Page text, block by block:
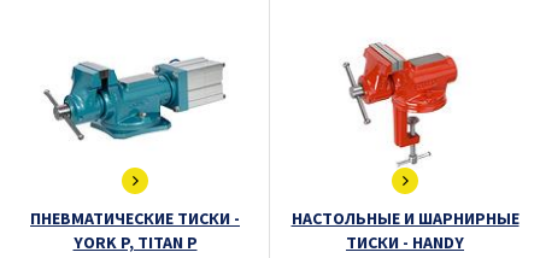
ПНЕВМАТИЧЕСКИЕ ТИСКИ -
YORK P, TITAN P
НАСТОЛЬНЫЕ И ШАРНИРНЫЕ
ТИСКИ - HANDY